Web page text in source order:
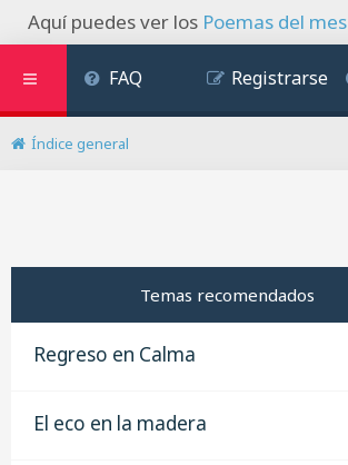
Aquí puedes ver los Poemas del mes
FAQ Registrarse
Índice general
Temas recomendados
Regreso en Calma
El eco en la madera